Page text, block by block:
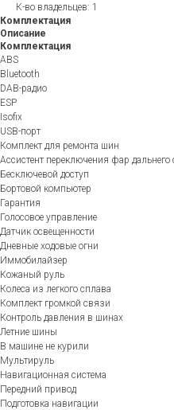
К-во владельцев: 1
Комплектация
Описание
Комплектация
ABS
Bluetooth
DAB-радио
ESP
Isofix
USB-порт
Комплект для ремонта шин
Ассистент переключения фар дальнего
Бесключевой доступ
Бортовой компьютер
Гарантия
Голосовое управление
Датчик освещенности
Дневные ходовые огни
Иммобилайзер
Кожаный руль
Колеса из легкого сплава
Комплект громкой связи
Контроль давления в шинах
Летние шины
В машине не курили
Мультируль
Навигационная система
Передний привод
Подготовка навигации